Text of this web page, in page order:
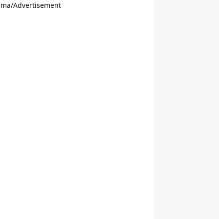
Advertisement